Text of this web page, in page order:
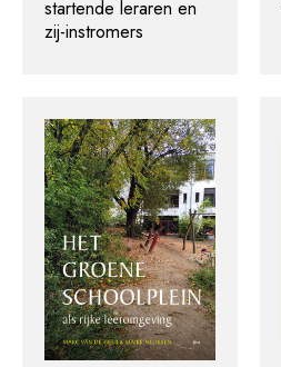
startende leraren en
zij-instromers